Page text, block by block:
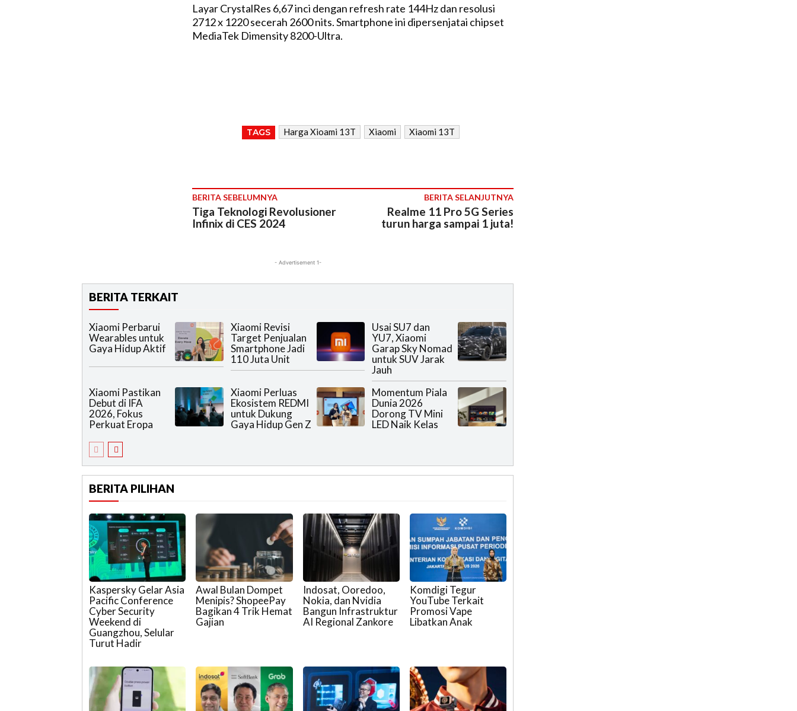
Layar CrystalRes 6,67 inci dengan refresh rate 144Hz dan resolusi
2712 x 1220 secerah 2600 nits. Smartphone ini dipersenjatai chipset
MediaTek Dimensity 8200-Ultra.
TAGS Harga Xioami 13T Xiaomi Xiaomi 13T
BERITA SEBELUMNYA
Tiga Teknologi Revolusioner
Infinix di CES 2024
BERITA SELANJUTNYA
Realme 11 Pro 5G Series
turun harga sampai 1 juta!
- Advertisement 1-
BERITA TERKAIT
Xiaomi Perbarui
Wearables untuk
Gaya Hidup Aktif
Xiaomi Revisi
Target Penjualan
Smartphone Jadi
110 Juta Unit
Usai SU7 dan
YU7, Xiaomi
Garap Sky Nomad
untuk SUV Jarak
Jauh
Xiaomi Pastikan
Debut di IFA
2026, Fokus
Perkuat Eropa
Xiaomi Perluas
Ekosistem REDMI
untuk Dukung
Gaya Hidup Gen Z
Momentum Piala
Dunia 2026
Dorong TV Mini
LED Naik Kelas
BERITA PILIHAN
Kaspersky Gelar Asia
Pacific Conference
Cyber Security
Weekend di
Guangzhou, Selular
Turut Hadir
Awal Bulan Dompet
Menipis? ShopeePay
Bagikan 4 Trik Hemat
Gajian
Indosat, Ooredoo,
Nokia, dan Nvidia
Bangun Infrastruktur
AI Regional Zankore
Komdigi Tegur
YouTube Terkait
Promosi Vape
Libatkan Anak